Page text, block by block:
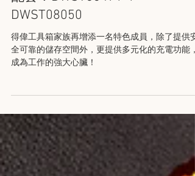
放和運送集於一身，得偉
電池專屬的一站式工具箱
配套！DWST83471-1
DWST08050
得偉工具箱家族再增添一名特色成員，除了提供安